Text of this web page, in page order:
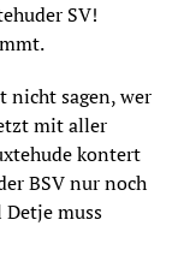
SV!
nicht sagen, wer
mit aller
kontert
BSV nur noch
muss